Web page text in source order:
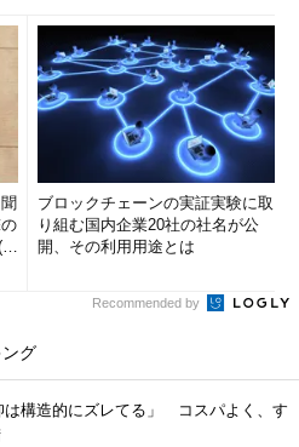
ブロックチェーンの実証実験に取
り組む国内企業20社の社名が公
開、その利用用途とは
Recommended by
グ
は構造的にズレてる」 コスパよく、す